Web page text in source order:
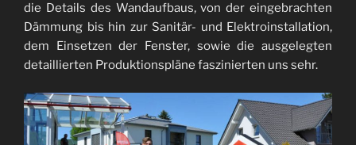
die Details des Wandaufbaus, von der eingebrachten
Dämmung bis hin zur Sanitär- und Elektroinstallation,
dem Einsetzen der Fenster, sowie die ausgelegten
detaillierten Produktionspläne faszinierten uns sehr.